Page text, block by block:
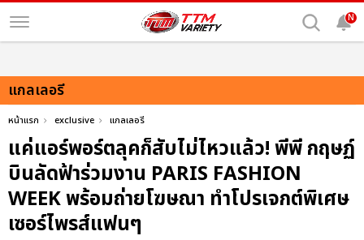
N
แกลเลอรี
หน้าแรก exclusive แกลเลอรี
แค่แอร์พอร์ตลุคก็สับไม่ไหวแล้ว! พีพี กฤษฏ์
บินลัดฟ้าร่วมงาน PARIS FASHION
WEEK พร้อมถ่ายโฆษณา ทำโปรเจกต์พิเศษ
เซอร์ไพรส์แฟนๆ